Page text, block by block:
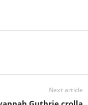
Next article